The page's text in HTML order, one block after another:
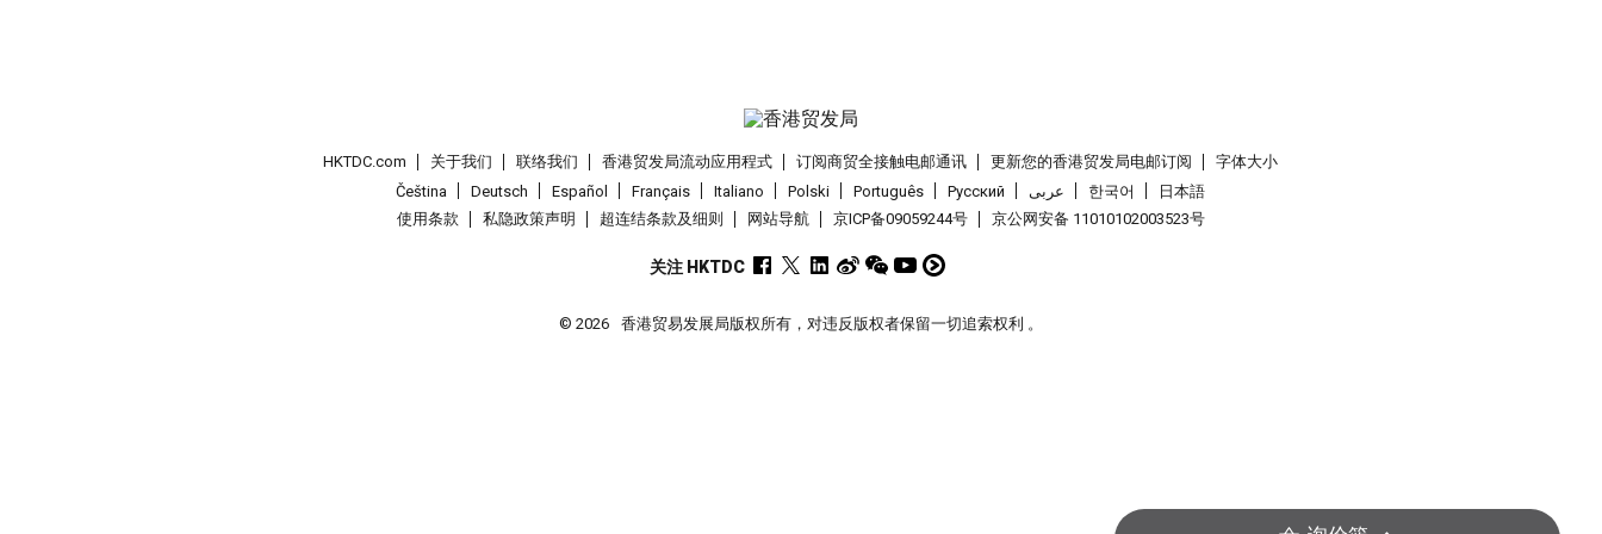
HKTDC.com 关于我们 联络我们 香港贸发局流动应用程式 订阅商贸全接触电邮通讯 更新您的香港贸发局电邮订阅
字体大小
Čeština
Deutsch Español Français Italiano Polski Português Pусский عربى 한국어
日本語
使用条款
私隐政策声明 超连结条款及细则 网站导航 京ICP备09059244号 京公网安备 11010102003523号
关注 HKTDC
© 2026 香港贸易发展局版权所有，对违反版权者保留一切追索权利 。